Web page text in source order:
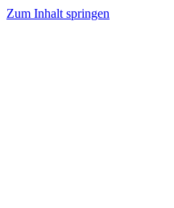
Zum Inhalt springen